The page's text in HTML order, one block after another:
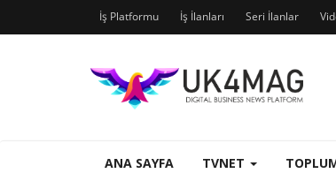
İş Platformu İş İlanları Seri İlanlar
ANA SAYFA TVNET